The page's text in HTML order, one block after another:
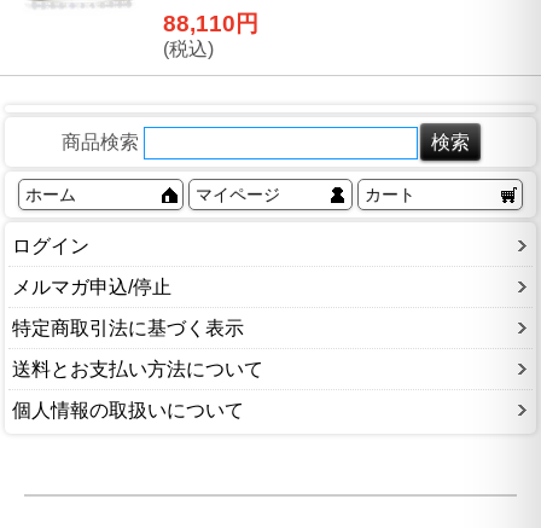
88,110円
(税込)
商品検索
ホーム マイページ カート
ログイン
メルマガ申込/停止
特定商取引法に基づく表示
送料とお支払い方法について
個人情報の取扱いについて